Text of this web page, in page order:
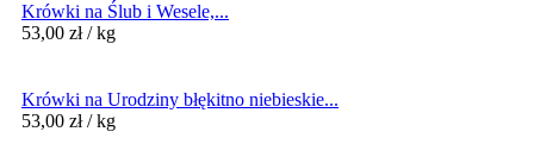
Krówki na Ślub i Wesele,...
53,00 zł / kg
Krówki na Urodziny błękitno niebieskie...
53,00 zł / kg